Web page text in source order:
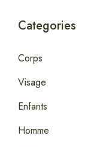
Categories
Corps
Visage
Enfants
Homme